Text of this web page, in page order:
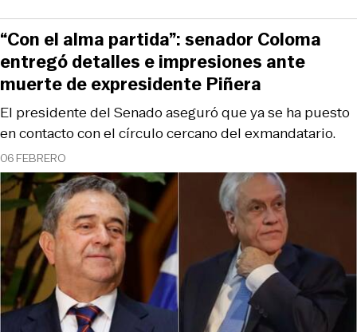
06 FEBRERO
El presidente del Senado aseguró que ya se ha puesto
en contacto con el círculo cercano del exmandatario.
“Con el alma partida”: senador Coloma
entregó detalles e impresiones ante
muerte de expresidente Piñera